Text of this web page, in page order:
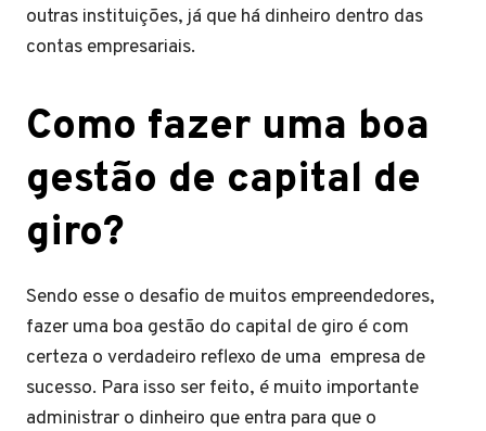
outras instituições, já que há dinheiro dentro das
contas empresariais.
Como fazer uma boa
gestão de capital de
giro?
Sendo esse o desafio de muitos empreendedores,
fazer uma boa gestão do capital de giro é com
certeza o verdadeiro reflexo de uma empresa de
sucesso. Para isso ser feito, é muito importante
administrar o dinheiro que entra para que o